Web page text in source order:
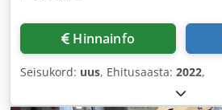
Hinnainfo
Seisukord: uus, Ehitusaasta: 2022,